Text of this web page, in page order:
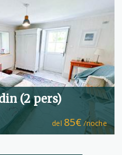
(2 pers)
del 85€ /noche